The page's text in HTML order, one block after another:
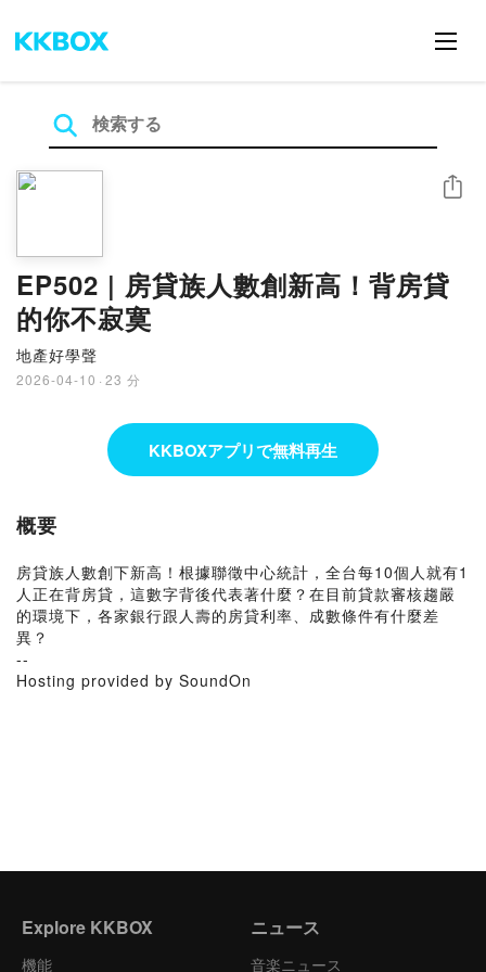
EP502 | 房貸族人數創新高！背房貸
的你不寂寞
地產好學聲
2026-04-10 · 23 分
シェア
KKBOXアプリで無料再生
概要
房貸族人數創下新高！根據聯徵中心統計，全台每10個人就有1
人正在背房貸，這數字背後代表著什麼？在目前貸款審核趨嚴
的環境下，各家銀行跟人壽的房貸利率、成數條件有什麼差
異？
--
Hosting provided by SoundOn
Explore KKBOX
機能
ニュース
音楽ニュース